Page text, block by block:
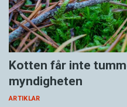
Kotten får inte
myndigheten
ARTIKLAR